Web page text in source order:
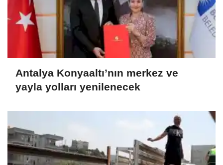
Antalya Konyaaltı’nın merkez ve
yayla yolları yenilenecek